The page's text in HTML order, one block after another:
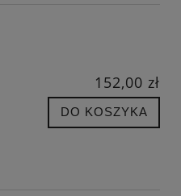
152,00 zł
DO KOSZYKA